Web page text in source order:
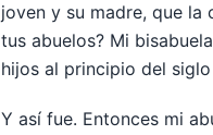
joven y su madre, que la
tus abuelos? Mi
hijos al principio del
Y así fue. Entonces mi